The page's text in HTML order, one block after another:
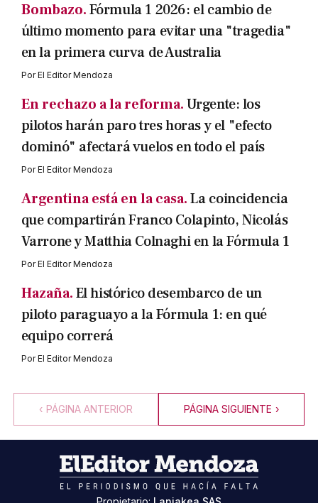
Bombazo.Fórmula 1 2026: el cambio de
último momento para evitar una "tragedia"
en la primera curva de Australia
PorEl Editor Mendoza
En rechazo a la reforma.Urgente: los
pilotos harán paro tres horas y el "efecto
dominó" afectará vuelos en todo el país
PorEl Editor Mendoza
Argentina está en la casa.La coincidencia
que compartirán Franco Colapinto, Nicolás
Varrone y Matthia Colnaghi en la Fórmula 1
PorEl Editor Mendoza
Hazaña.El histórico desembarco de un
piloto paraguayo a la Fórmula 1: en qué
equipo correrá
PorEl Editor Mendoza
‹ PÁGINA ANTERIOR PÁGINA SIGUIENTE ›